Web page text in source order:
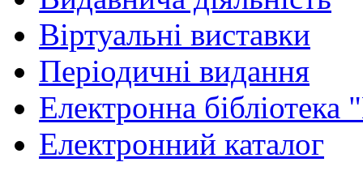
Віртуальні виставки
Періодичні видання
Електронна
Електронний каталог